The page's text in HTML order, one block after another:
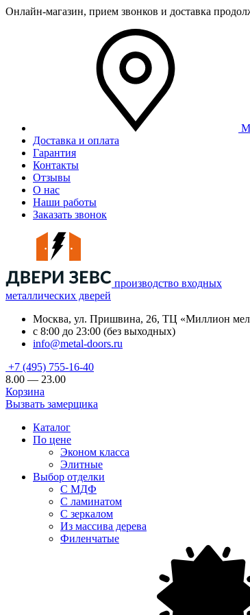
Онлайн-магазин, прием звонков и доставка
Доставка и оплата
Гарантия
Контакты
Отзывы
О нас
Наши работы
Заказать звонок
производство входных
металлических дверей
Москва, ул. Пришвина, 26, ТЦ «Миллион
с 8:00 до 23:00 (без выходных)
info@metal-doors.ru
+7 (495) 755-16-40
8.00 — 23.00
Корзина
Вызвать замерщика
Каталог
По цене
Эконом класса
Элитные
Выбор отделки
С МДФ
С ламинатом
С зеркалом
Из массива дерева
Филенчатые